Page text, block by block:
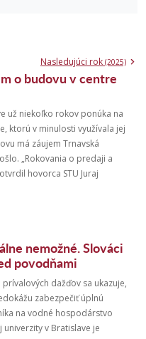
Nasledujúci rok (2025)
o budovu v centre
už niekoľko rokov ponúka na
ktorú v minulosti využívala jej
má záujem Trnavská
„Rokovania o predaji a
hovorca STU Juraj
nemožné. Slováci
povodňami
dažďov sa ukazuje,
zabezpečiť úplnú
na vodné hospodárstvo
univerzity v Bratislave je